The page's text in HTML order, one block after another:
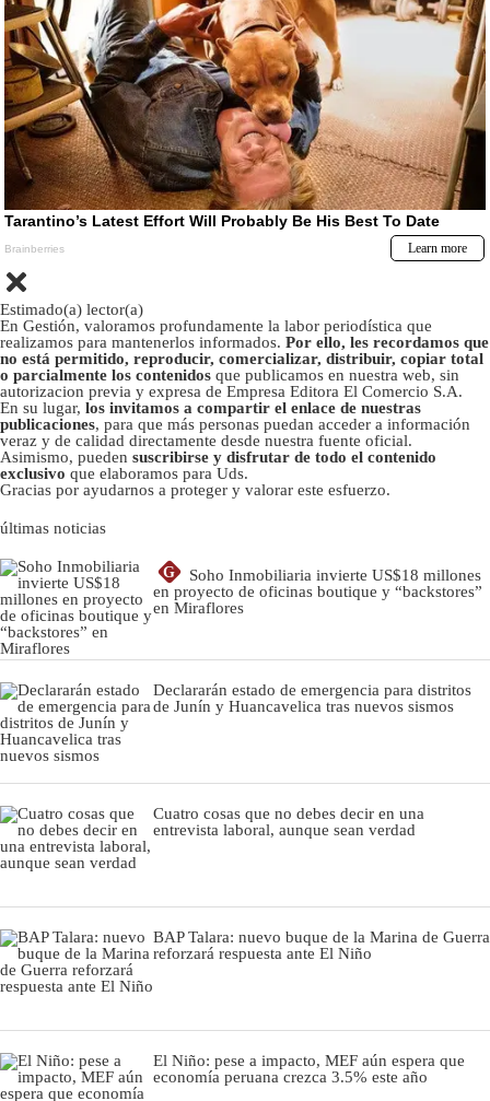
Estimado(a) lector(a)
En Gestión, valoramos profundamente la labor periodística que
realizamos para mantenerlos informados. Por ello, les recordamos que
no está permitido, reproducir, comercializar, distribuir, copiar total
o parcialmente los contenidos que publicamos en nuestra web, sin
autorizacion previa y expresa de Empresa Editora El Comercio S.A.
En su lugar, los invitamos a compartir el enlace de nuestras
publicaciones, para que más personas puedan acceder a información
veraz y de calidad directamente desde nuestra fuente oficial.
Asimismo, pueden suscribirse y disfrutar de todo el contenido
exclusivo que elaboramos para Uds.
Gracias por ayudarnos a proteger y valorar este esfuerzo.
últimas noticias
G
Soho Inmobiliaria invierte US$18 millones
en proyecto de oficinas boutique y “backstores”
en Miraflores
Declararán estado de emergencia para distritos
de Junín y Huancavelica tras nuevos sismos
Cuatro cosas que no debes decir en una
entrevista laboral, aunque sean verdad
BAP Talara: nuevo buque de la Marina de Guerra
reforzará respuesta ante El Niño
El Niño: pese a impacto, MEF aún espera que
economía peruana crezca 3.5% este año